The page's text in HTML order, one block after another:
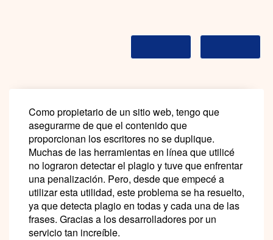
Como propietario de un sitio web, tengo que
asegurarme de que el contenido que
proporcionan los escritores no se duplique.
Muchas de las herramientas en línea que utilicé
no lograron detectar el plagio y tuve que enfrentar
una penalización. Pero, desde que empecé a
utilizar esta utilidad, este problema se ha resuelto,
ya que detecta plagio en todas y cada una de las
frases. Gracias a los desarrolladores por un
servicio tan increíble.